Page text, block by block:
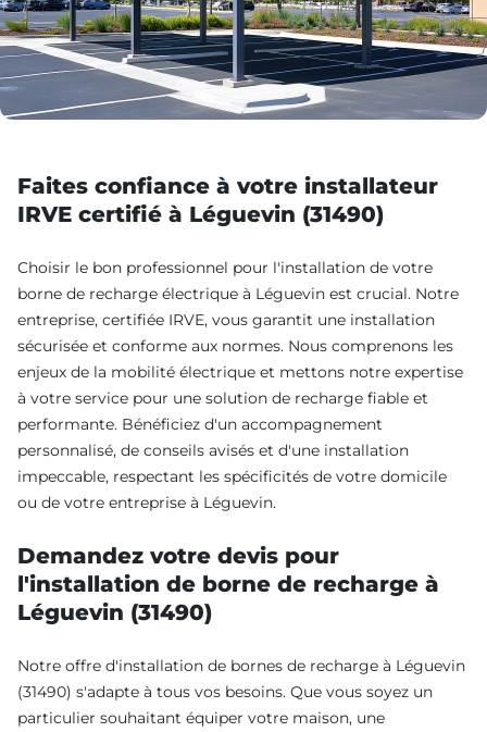
Faites confiance à votre installateur
IRVE certifié à Léguevin (31490)
Choisir le bon professionnel pour l'installation de votre
borne de recharge électrique à Léguevin est crucial. Notre
entreprise, certifiée IRVE, vous garantit une installation
sécurisée et conforme aux normes. Nous comprenons les
enjeux de la mobilité électrique et mettons notre expertise
à votre service pour une solution de recharge fiable et
performante. Bénéficiez d'un accompagnement
personnalisé, de conseils avisés et d'une installation
impeccable, respectant les spécificités de votre domicile
ou de votre entreprise à Léguevin.
Demandez votre devis pour
l'installation de borne de recharge à
Léguevin (31490)
Notre offre d'installation de bornes de recharge à Léguevin
(31490) s'adapte à tous vos besoins. Que vous soyez un
particulier souhaitant équiper votre maison, une